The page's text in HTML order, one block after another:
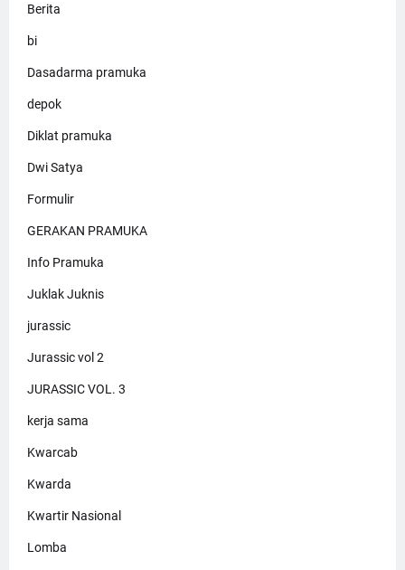
Berita
bi
Dasadarma pramuka
depok
Diklat pramuka
Dwi Satya
Formulir
GERAKAN PRAMUKA
Info Pramuka
Juklak Juknis
jurassic
Jurassic vol 2
JURASSIC VOL. 3
kerja sama
Kwarcab
Kwarda
Kwartir Nasional
Lomba